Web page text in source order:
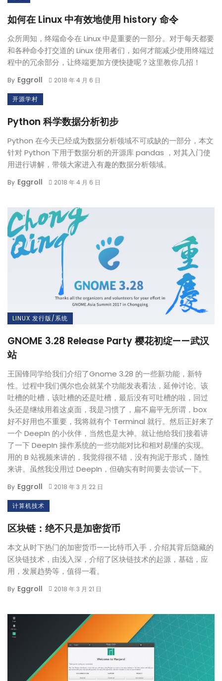
如何在 Linux 中有效地使用 history 命令
众所周知，终端命令在 Linux 中是重要的一部分。对于每天都要
和各种命令打交道的 Linux 使用者们，如何才能减少使用终端过
程中的冗余部分，让终端更加方便快捷呢？这里教你几招！
By Eggroll 2018 年 4 月 6 日
开源学村
Python 科学数据分析初步
Python 在今天已经成为数据分析领域不可或缺的一部分，本文
针对 Python 下用于数据分析的开源库 pandas ，对其入门使
用进行讲解，带领大家进入有趣的数据分析领域。
By Eggroll 2018 年 4 月 6 日
LINUX 发行版/系统
GNOME 3.28 Release Party 樱花初绽——武汉
站
王国锋同学给我们介绍了Gnome 3.28 的一些新功能，新特
性。过程中我们偶尔也会就某个功能发表看法，延伸讨论。该
吐槽的吐槽，该吐槽的还是吐槽，最后没有可吐槽的啦，回过
头还是继续用着这桌面，我是习惯了，扁不扁平无所谓，box
好不好用也不重要，我将就有个 Terminal 就行。然后正好来了
一个 DeepIn 的小伙伴，当然也是大神。就让他给我们接着讲
了一下 DeepIn 操作系统的一些功能对比和相对易懂的实现。
用的 B 站视频来讲的，我觉得很不错，没有拘泥于形式，随性
来讲。虽然我没用过 DeepIn，但确实有时间要去尝试一下。
By Eggroll 2018 年 3 月 22 日
计算机技术
区块链：绝不只是加密货币
本文从时下热门的加密货币——比特币入手，介绍其背后隐藏的
区块链技术，由浅入深，介绍了区块链技术的起源，基础，应
用，发展趋势等，值得一看。
By Eggroll 2018 年 3 月 21 日